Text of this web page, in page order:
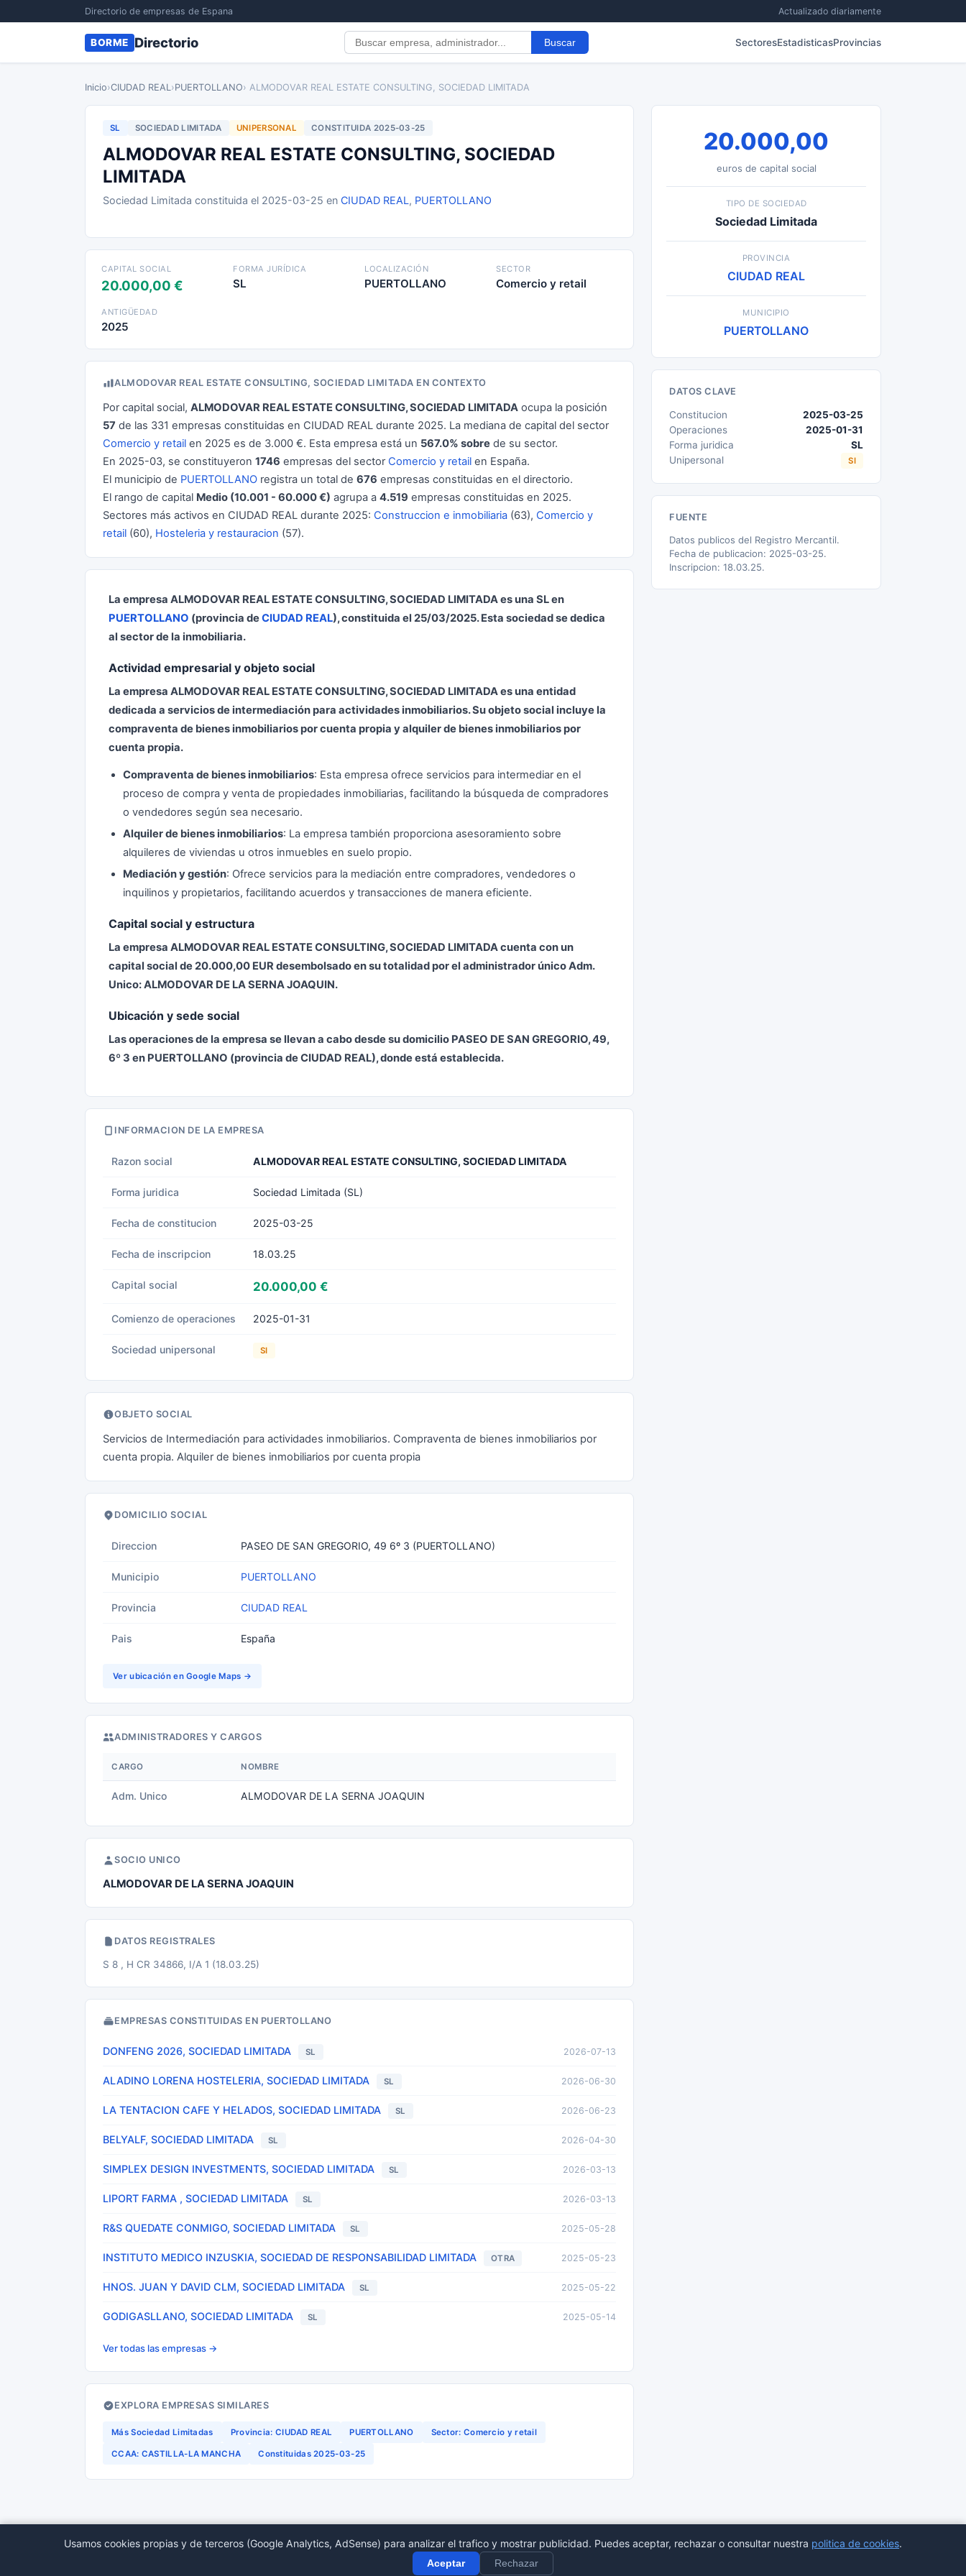
Directorio de empresas de Espana Actualizado diariamente
BORME Directorio Buscar SectoresEstadisticasProvincias
Inicio›CIUDAD REAL›PUERTOLLANO› ALMODOVAR REAL ESTATE CONSULTING, SOCIEDAD LIMITADA
SL SOCIEDAD LIMITADA UNIPERSONAL CONSTITUIDA 2025-03-25
ALMODOVAR REAL ESTATE CONSULTING, SOCIEDAD
LIMITADA
Sociedad Limitada constituida el 2025-03-25 en CIUDAD REAL, PUERTOLLANO
CAPITAL SOCIAL
20.000,00 €
FORMA JURÍDICA
SL
LOCALIZACIÓN
PUERTOLLANO
SECTOR
Comercio y retail
ANTIGÜEDAD
2025
ALMODOVAR REAL ESTATE CONSULTING, SOCIEDAD LIMITADA EN CONTEXTO
Por capital social, ALMODOVAR REAL ESTATE CONSULTING, SOCIEDAD LIMITADA ocupa la posición
57 de las 331 empresas constituidas en CIUDAD REAL durante 2025. La mediana de capital del sector
Comercio y retail en 2025 es de 3.000 €. Esta empresa está un 567.0% sobre de su sector.
En 2025-03, se constituyeron 1746 empresas del sector Comercio y retail en España.
El municipio de PUERTOLLANO registra un total de 676 empresas constituidas en el directorio.
El rango de capital Medio (10.001 - 60.000 €) agrupa a 4.519 empresas constituidas en 2025.
Sectores más activos en CIUDAD REAL durante 2025: Construccion e inmobiliaria (63), Comercio y
retail (60), Hosteleria y restauracion (57).
La empresa ALMODOVAR REAL ESTATE CONSULTING, SOCIEDAD LIMITADA es una SL en
PUERTOLLANO (provincia deCIUDAD REAL), constituida el 25/03/2025. Esta sociedad se dedica
al sector de la inmobiliaria.
Actividad empresarial y objeto social
La empresa ALMODOVAR REAL ESTATE CONSULTING, SOCIEDAD LIMITADA es una entidad
dedicada a servicios de intermediación para actividades inmobiliarios. Su objeto social incluye la
compraventa de bienes inmobiliarios por cuenta propia y alquiler de bienes inmobiliarios por
cuenta propia.
Compraventa de bienes inmobiliarios: Esta empresa ofrece servicios para intermediar en el
proceso de compra y venta de propiedades inmobiliarias, facilitando la búsqueda de compradores
o vendedores según sea necesario.
Alquiler de bienes inmobiliarios: La empresa también proporciona asesoramiento sobre
alquileres de viviendas u otros inmuebles en suelo propio.
Mediación y gestión: Ofrece servicios para la mediación entre compradores, vendedores o
inquilinos y propietarios, facilitando acuerdos y transacciones de manera eficiente.
Capital social y estructura
La empresa ALMODOVAR REAL ESTATE CONSULTING, SOCIEDAD LIMITADA cuenta con un
capital social de 20.000,00 EUR desembolsado en su totalidad por el administrador único Adm.
Unico: ALMODOVAR DE LA SERNA JOAQUIN.
Ubicación y sede social
Las operaciones de la empresa se llevan a cabo desde su domicilio PASEO DE SAN GREGORIO, 49,
6º 3 en PUERTOLLANO (provincia de CIUDAD REAL), donde está establecida.
INFORMACION DE LA EMPRESA
Razon social ALMODOVAR REAL ESTATE CONSULTING, SOCIEDAD LIMITADA
Forma juridica Sociedad Limitada (SL)
Fecha de constitucion 2025-03-25
Fecha de inscripcion 18.03.25
Capital social 20.000,00 €
Comienzo de operaciones 2025-01-31
Sociedad unipersonal SI
OBJETO SOCIAL
Servicios de Intermediación para actividades inmobiliarios. Compraventa de bienes inmobiliarios por
cuenta propia. Alquiler de bienes inmobiliarios por cuenta propia
DOMICILIO SOCIAL
Direccion PASEO DE SAN GREGORIO, 49 6º 3 (PUERTOLLANO)
Municipio PUERTOLLANO
Provincia CIUDAD REAL
Pais España
Ver ubicación en Google Maps →
ADMINISTRADORES Y CARGOS
CARGO NOMBRE
Adm. Unico ALMODOVAR DE LA SERNA JOAQUIN
SOCIO UNICO
ALMODOVAR DE LA SERNA JOAQUIN
DATOS REGISTRALES
S 8 , H CR 34866, I/A 1 (18.03.25)
EMPRESAS CONSTITUIDAS EN PUERTOLLANO
DONFENG 2026, SOCIEDAD LIMITADA SL 2026-07-13
ALADINO LORENA HOSTELERIA, SOCIEDAD LIMITADA SL 2026-06-30
LA TENTACION CAFE Y HELADOS, SOCIEDAD LIMITADA SL 2026-06-23
BELYALF, SOCIEDAD LIMITADA SL 2026-04-30
SIMPLEX DESIGN INVESTMENTS, SOCIEDAD LIMITADA SL 2026-03-13
LIPORT FARMA , SOCIEDAD LIMITADA SL 2026-03-13
R&S QUEDATE CONMIGO, SOCIEDAD LIMITADA SL 2025-05-28
INSTITUTO MEDICO INZUSKIA, SOCIEDAD DE RESPONSABILIDAD LIMITADA OTRA 2025-05-23
HNOS. JUAN Y DAVID CLM, SOCIEDAD LIMITADA SL 2025-05-22
GODIGASLLANO, SOCIEDAD LIMITADA SL 2025-05-14
Ver todas las empresas →
EXPLORA EMPRESAS SIMILARES
Más Sociedad Limitadas Provincia: CIUDAD REAL PUERTOLLANO Sector: Comercio y retail
CCAA: CASTILLA-LA MANCHA Constituidas 2025-03-25
20.000,00
euros de capital social
TIPO DE SOCIEDAD
Sociedad Limitada
PROVINCIA
CIUDAD REAL
MUNICIPIO
PUERTOLLANO
DATOS CLAVE
Constitucion
2025-03-25
Operaciones
2025-01-31
Forma juridica
SL
Unipersonal
SI
FUENTE
Datos publicos del Registro Mercantil.
Fecha de publicacion: 2025-03-25.
Inscripcion: 18.03.25.
Usamos cookies propias y de terceros (Google Analytics, AdSense) para analizar el trafico y mostrar publicidad. Puedes aceptar, rechazar o consultar nuestra politica de cookies.
Aceptar Rechazar